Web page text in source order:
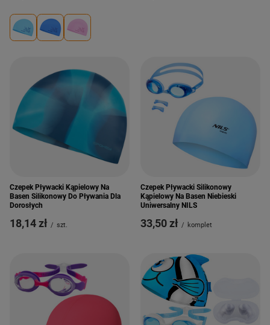
Czepek Pływacki Kąpielowy Na
Basen Silikonowy Do Pływania Dla
Dorosłych
18,14 zł / szt.
Czepek Pływacki Silikonowy
Kąpielowy Na Basen Niebieski
Uniwersalny NILS
33,50 zł / komplet